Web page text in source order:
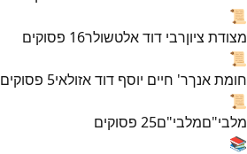
📜
מצודת ציוןרבי דוד אלטשולר16 פסוקים
📜
חומת אנךר' חיים יוסף דוד אזולאי5 פסוקים
📜
מלבי"םמלבי"ם25 פסוקים
📚